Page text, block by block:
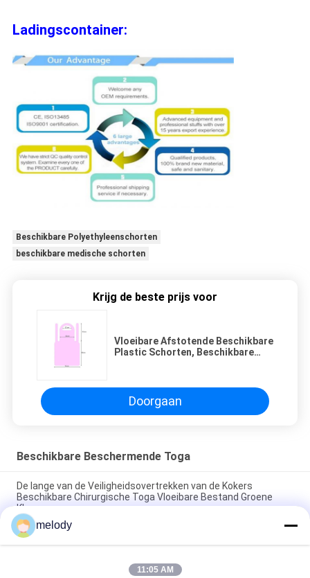
Ladingscontainer:
Beschikbare Polyethyleenschorten
beschikbare medische schorten
Krijg de beste prijs voor
Vloeibare Afstotende Beschikbare
Plastic Schorten, Beschikbare
Doorgaan
Beschikbare Beschermende Toga
De lange van de Veiligheidsovertrekken van de Kokers
Beschikbare Chirurgische Toga Vloeibare Bestand Groene
Kleur
Versterkte Beschikbare het Ziekenhuistoga's, Antistatische
Beschikbare Onderzoekstoga's
melody
11:05 AM